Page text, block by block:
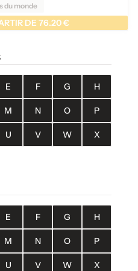
du monde
DE 76.20 €
E F G H
M N O P
U V W X
E F G H
M N O P
U V W X